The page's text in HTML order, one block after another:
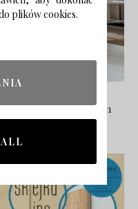
Sp. z o.o., Edwin
plików cookies.